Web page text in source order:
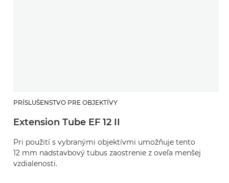
PRÍSLUŠENSTVO PRE OBJEKTÍVY
Extension Tube EF 12 II
Pri použití s vybranými objektívmi umožňuje tento
12 mm nadstavbový tubus zaostrenie z oveľa menšej
vzdialenosti.